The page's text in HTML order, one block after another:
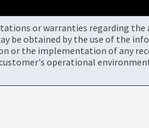
or warranties regarding
be obtained by the use of the
or the implementation of any
operational